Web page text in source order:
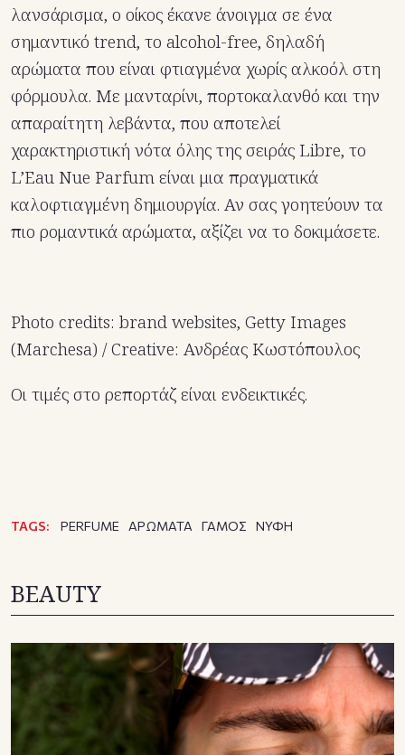
λανσάρισμα, ο οίκος έκανε άνοιγμα σε ένα
σημαντικό trend, το alcohol-free, δηλαδή
αρώματα που είναι φτιαγμένα χωρίς αλκοόλ στη
φόρμουλα. Με μανταρίνι, πορτοκαλανθό και την
απαραίτητη λεβάντα, που αποτελεί
χαρακτηριστική νότα όλης της σειράς Libre, το
L’Eau Nue Parfum είναι μια πραγματικά
καλοφτιαγμένη δημιουργία. Αν σας γοητεύουν τα
πιο ρομαντικά αρώματα, αξίζει να το δοκιμάσετε.
Photo credits: brand websites, Getty Images
(Marchesa) / Creative: Ανδρέας Κωστόπουλος
Οι τιμές στο ρεπορτάζ είναι ενδεικτικές.
TAGS: PERFUME ΑΡΩΜΑΤΑ ΓΑΜΟΣ ΝΥΦΗ
BEAUTY